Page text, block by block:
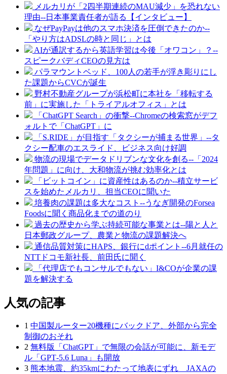
メルカリが「2四半期連続のMAU減少」を恐れない
理由--日本事業責任者が語る【インタビュー】
なぜPayPayは他のスマホ決済を圧倒できたのか--
「やり方はADSLの時と同じ」とは
AIが通訳するから英語学習は今後「オワコン」？--
スピークバディCEOの見方は
パラマウントベッド、100人の若手が浮き彫りにし
た課題からCVCが誕生
野村不動産グループが浜松町に本社を「移転する
前」に実施した「トライアルオフィス」とは
「ChatGPT Search」の衝撃--Chromeの検索窓がデフ
ォルトで「ChatGPT」に
「S.RIDE」が目指す「タクシーが捕まる世界」--タ
クシー配車のエスライド、ビジネス向け好調
物流の現場でデータドリブンな文化を創る--「2024
年問題」に向け、大和物流が挑む効率化とは
「ビットコイン」に資産性はあるのか--積立サービ
スを始めたメルカリ、担当CEOに聞いた
培養肉の課題は多大なコスト--うなぎ開発のForsea
Foodsに聞く商品化までの道のり
過去の歴史から学ぶ持続可能な事業とは--陽と人と
日本郵政グループ、農業と物流の課題解決へ
通信品質対策にHAPS、銀行にdポイント--6月就任の
NTTドコモ新社長、前田氏に聞く
「代理店でもコンサルでもない」I&COが企業の課
題を解決する
人気の記事
1 中国製ルーター20機種にバックドア、外部から完全
制御のおそれ
2 無料版「ChatGPT」で無限の会話が可能に、新モデ
ル「GPT‑5.6 Luna」も開放
3 熊本地震、約35kmにわたって地表にずれ JAXAの